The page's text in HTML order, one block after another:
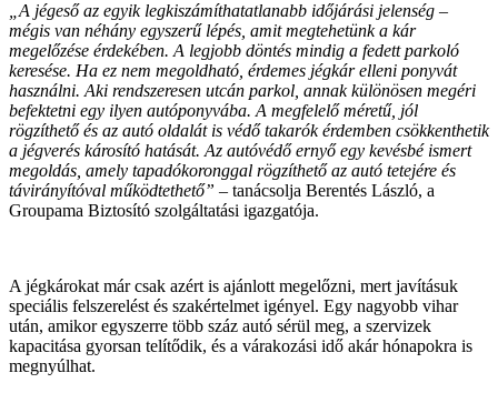
„A jégeső az egyik legkiszámíthatatlanabb időjárási jelenség –
mégis van néhány egyszerű lépés, amit megtehetünk a kár
megelőzése érdekében. A legjobb döntés mindig a fedett parkoló
keresése. Ha ez nem megoldható, érdemes jégkár elleni ponyvát
használni. Aki rendszeresen utcán parkol, annak különösen megéri
befektetni egy ilyen autóponyvába. A megfelelő méretű, jól
rögzíthető és az autó oldalát is védő takarók érdemben csökkenthetik
a jégverés károsító hatását. Az autóvédő ernyő egy kevésbé ismert
megoldás, amely tapadókoronggal rögzíthető az autó tetejére és
távirányítóval működtethető” – tanácsolja Berentés László, a
Groupama Biztosító szolgáltatási igazgatója.
A jégkárokat már csak azért is ajánlott megelőzni, mert javításuk
speciális felszerelést és szakértelmet igényel. Egy nagyobb vihar
után, amikor egyszerre több száz autó sérül meg, a szervizek
kapacitása gyorsan telítődik, és a várakozási idő akár hónapokra is
megnyúlhat.